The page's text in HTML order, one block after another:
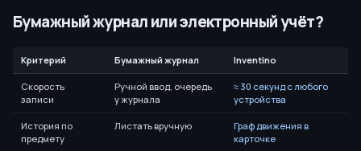
Бумажный журнал или электронный учёт?
Критерий Бумажный журнал Inventino
Скорость
записи
Ручной ввод, очередь
у журнала
≈ 30 секунд с любого
устройства
История по
предмету
Листать вручную
Граф движения в
карточке